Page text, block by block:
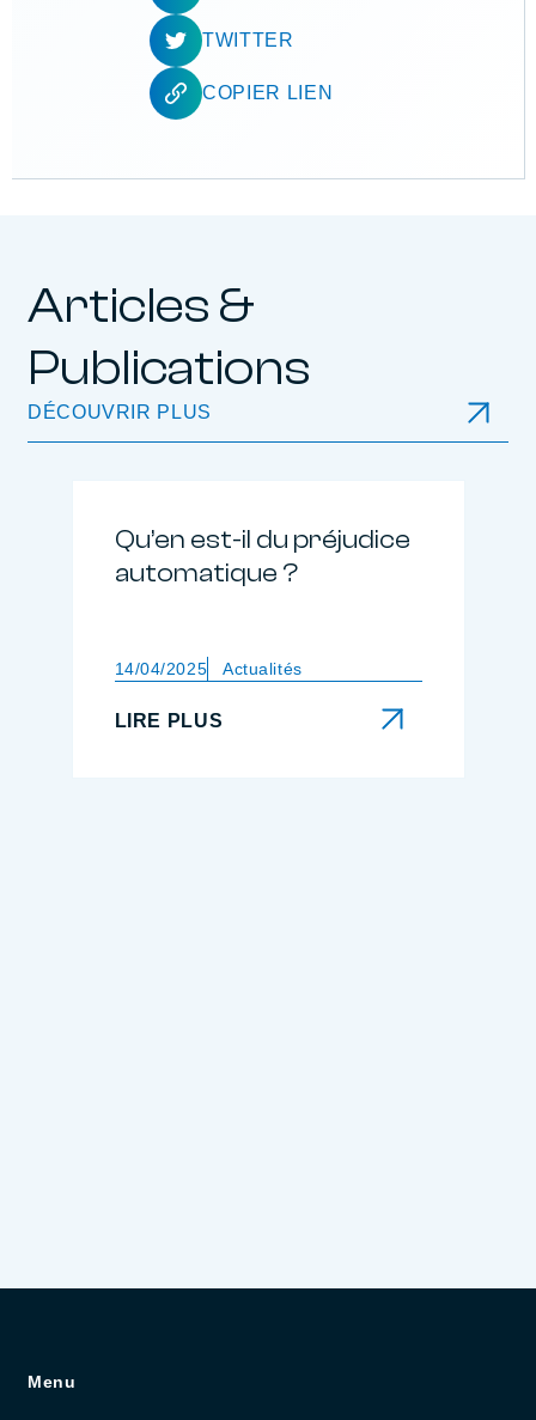
TWITTER
COPIER LIEN
Articles &
Publications
DÉCOUVRIR PLUS
Qu’en est-il du préjudice
automatique ?
14/04/2025 Actualités
LIRE PLUS
Menu